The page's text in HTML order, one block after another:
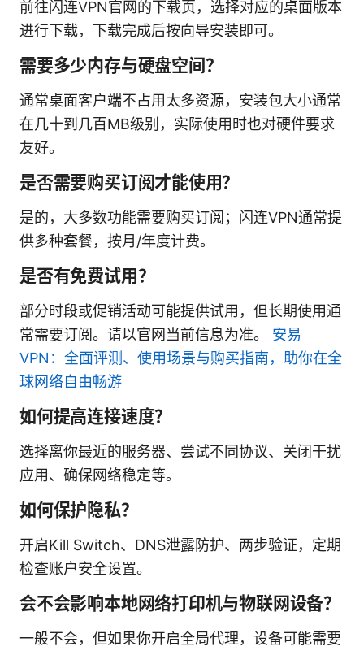
前往闪连VPN官网的下载页，选择对应的桌面版本
进行下载，下载完成后按向导安装即可。
需要多少内存与硬盘空间？
通常桌面客户端不占用太多资源，安装包大小通常
在几十到几百MB级别，实际使用时也对硬件要求
友好。
是否需要购买订阅才能使用？
是的，大多数功能需要购买订阅；闪连VPN通常提
供多种套餐，按月/年度计费。
是否有免费试用？
部分时段或促销活动可能提供试用，但长期使用通
常需要订阅。请以官网当前信息为准。 安易
VPN：全面评测、使用场景与购买指南，助你在全
球网络自由畅游
如何提高连接速度？
选择离你最近的服务器、尝试不同协议、关闭干扰
应用、确保网络稳定等。
如何保护隐私？
开启Kill Switch、DNS泄露防护、两步验证，定期
检查账户安全设置。
会不会影响本地网络打印机与物联网设备？
一般不会，但如果你开启全局代理，设备可能需要